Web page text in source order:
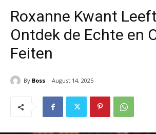
Roxanne Kwant
Ontdek de Echte en
Feiten
By Boss August 14, 2025